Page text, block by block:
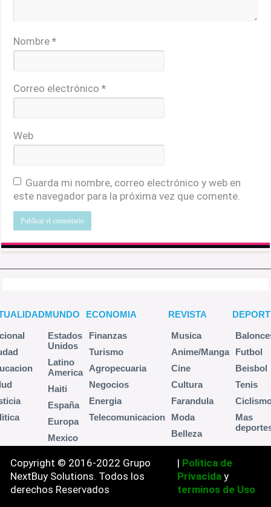
Nombre*
Correo electrónico*
Web
Guarda mi nombre, correo electrónico y web en
este navegador para la próxima vez que comente.
MUNDO
Estados
Unidos
Latino
America
Haiti
España
Europa
Mexico
ECONOMIA
Finanzas
Turismo
Agropecuaria
Negocios
Energia
Telecomunicacion
REVISTA
Musica
Anime/Manga
Cine
Cultura
Farandula
Moda
Belleza
Futbol
Beisbol
Tenis
Mas
Copyright © 2016-2022 Grupo
NextBuy Solutions. Todos los
derechos Reservados
| Politica de
Privacida y
terminos de Uso